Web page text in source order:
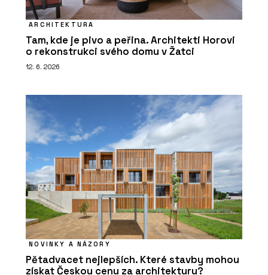
ARCHITEKTURA
Tam, kde je pivo a peřina. Architekti Horovi
o rekonstrukci svého domu v Žatci
12. 6. 2026
NOVINKY A NÁZORY
Pětadvacet nejlepších. Které stavby mohou
získat Českou cenu za architekturu?